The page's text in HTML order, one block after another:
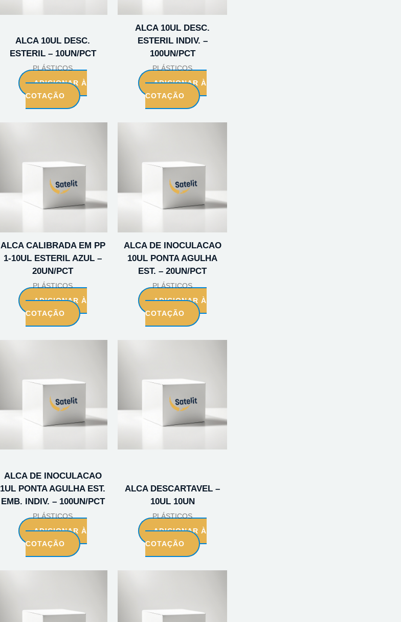
ALCA 10UL DESC.
ESTERIL – 10UN/PCT
PLÁSTICOS
ADICIONAR À
COTAÇÃO
ALCA 10UL DESC.
ESTERIL INDIV. –
100UN/PCT
PLÁSTICOS
ADICIONAR À
COTAÇÃO
ALCA CALIBRADA EM PP
1-10UL ESTERIL AZUL –
20UN/PCT
PLÁSTICOS
ADICIONAR À
COTAÇÃO
ALCA DE INOCULACAO
10UL PONTA AGULHA
EST. – 20UN/PCT
PLÁSTICOS
ADICIONAR À
COTAÇÃO
ALCA DE INOCULACAO
1UL PONTA AGULHA EST.
EMB. INDIV. – 100UN/PCT
PLÁSTICOS
ADICIONAR À
COTAÇÃO
ALCA DESCARTAVEL –
10UL 10UN
PLÁSTICOS
ADICIONAR À
COTAÇÃO